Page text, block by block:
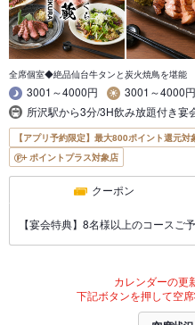
全席個室◆絶品仙台牛タンと炭火焼鳥を堪能
3001～4000円
3001～4000円
所沢駅から3分/3H飲み放題付き宴
【アプリ予約限定】最大800ポイント還元対
ポイントプラス対象店
クーポン
【宴会特典】8名様以上のコースご
カレンダーの更
下記ボタンを押して空